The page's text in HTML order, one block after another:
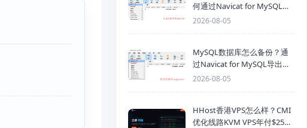
何通过Navicat for MySQL导
入SQL备份文件
2026-08-05
MySQL数据库怎么备份？通
过Navicat for MySQL导出
Mysql数据库为SQL格式备份
2026-08-05
HHost香港VPS怎么样？CMI
优化线路KVM VPS年付$25